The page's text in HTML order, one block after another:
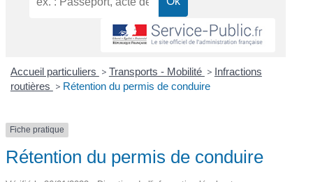
Accueil particuliers > Transports - Mobilité > Infractions
routières > Rétention du permis de conduire
Fiche pratique
Rétention du permis de conduire